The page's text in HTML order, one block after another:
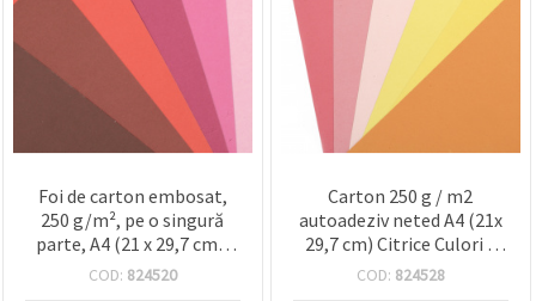
Foi de carton embosat,
250 g/m², pe o singură
parte, A4 (21 x 29,7 cm),
paletă roz-roșu „Berry
COD: 824520
Carton 250 g / m2
autoadeziv neted A4 (21x
29,7 cm) Citrice Culori 6
culori Gama de citrice-6
COD: 824528